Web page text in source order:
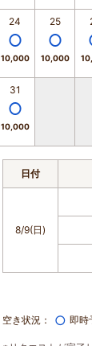
24
10,000
25
10,000
31
10,000
日付
8/9(日)
空き状況： ○ 即時